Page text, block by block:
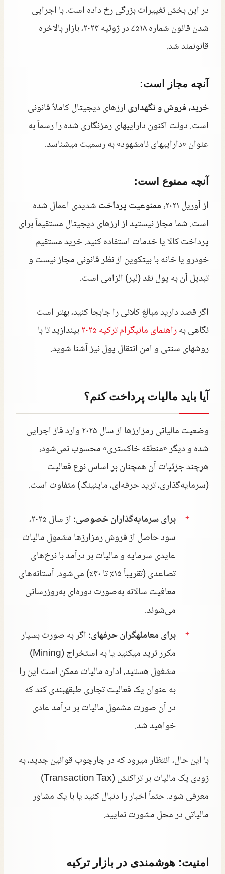
در این بخش تغییرات بزرگی رخ داده است. با اجرایی
شدن قانون شماره ۷۵۱۸ در ژوئیه ۲۰۲۴، بازار بالاخره
قانونمند شد.
آنچه مجاز است:
خرید، فروش و نگهداریارزهای دیجیتال کاملاً قانونی
است. دولت اکنون داراییهای رمزنگاری شده را رسماً به
عنوان «داراییهای نامشهود» به رسمیت میشناسد.
آنچه ممنوع است:
از آوریل ۲۰۲۱، ممنوعیت پرداختشدیدی اعمال شده
است. شما مجاز نیستید از ارزهای دیجیتال مستقیماً برای
پرداخت کالا یا خدمات استفاده کنید. خرید مستقیم
خودرو یا خانه با بیتکوین از نظر قانونی مجاز نیست و
تبدیل آن به پول نقد (لیر) الزامی است.
اگر قصد دارید مبالغ کلانی را جابجا کنید، بهتر است
نگاهی بهراهنمای مانیگرام ترکیه ۲۰۲۵
بیندازید تا با
روشهای سنتی و امن انتقال پول نیز آشنا شوید.
آیا باید مالیات پرداخت کنم؟
وضعیت مالیاتی رمزارزها از سال ۲۰۲۵ وارد فاز اجرایی
شده و دیگر «منطقه خاکستری» محسوب نمی‌شود،
هرچند جزئیات آن همچنان بر اساس نوع فعالیت
(سرمایه‌گذاری، ترید حرفه‌ای، ماینینگ) متفاوت است.
برای سرمایه‌گذاران خصوصی:
از سال ۲۰۲۵،
سود حاصل از فروش رمزارزها مشمول مالیات
عایدی سرمایه و مالیات بر درآمد با نرخ‌های
تصاعدی (تقریباً ۱۵٪ تا ۴۰٪) می‌شود. آستانه‌های
معافیت سالانه به‌صورت دوره‌ای به‌روزرسانی
می‌شوند.
برای معاملهگران حرفهای:اگر به صورت بسیار
مکرر ترید میکنید یا به استخراج (Mining)
مشغول هستید، اداره مالیات ممکن است این را
به عنوان یک فعالیت تجاری طبقهبندی کند که
در آن صورت مشمول مالیات بر درآمد عادی
خواهید شد.
با این حال، انتظار میرود که در چارچوب قوانین جدید، به
زودی یک مالیات بر تراکنش (Transaction Tax)
معرفی شود. حتماً اخبار را دنبال کنید یا با یک مشاور
مالیاتی در محل مشورت نمایید.
امنیت: هوشمندی در بازار ترکیه